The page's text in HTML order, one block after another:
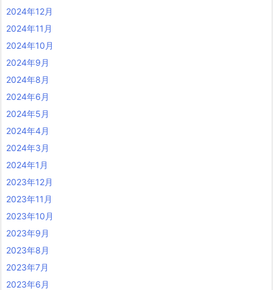
2024年12月
2024年11月
2024年10月
2024年9月
2024年8月
2024年6月
2024年5月
2024年4月
2024年3月
2024年1月
2023年12月
2023年11月
2023年10月
2023年9月
2023年8月
2023年7月
2023年6月